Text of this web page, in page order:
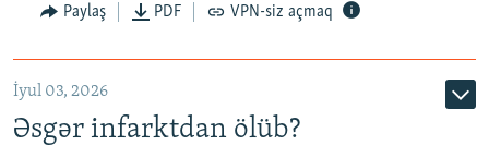
Auto 240p 360p 480p
720p 1080p
Paylaş PDF VPN-siz açmaq
İyul 03, 2026
Əsgər infarktdan ölüb?